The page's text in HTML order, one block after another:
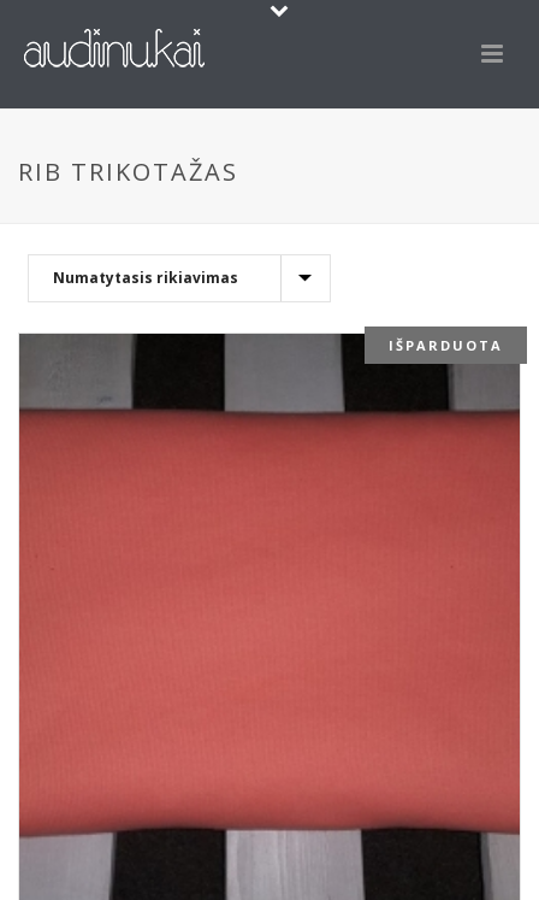
RIB TRIKOTAŽAS
IŠPARDUOTA